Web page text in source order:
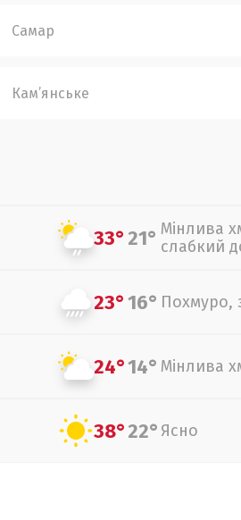
Самар
Кам’янське
33°21° Мінлива
слабкий
23°16° Похмуро,
24°14° Мінлива
38°22° Ясно